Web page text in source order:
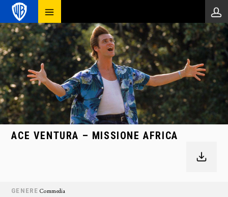
ACE VENTURA – MISSIONE AFRICA
GENERE Commedia